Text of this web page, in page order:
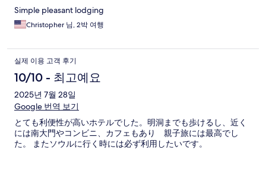
Simple pleasant lodging
Christopher 님, 2박 여행
실제 이용 고객 후기
10/10 - 최고예요
2025년 7월 28일
Google 번역 보기
とても利便性が高いホテルでした。明洞までも歩けるし、近く
には南大門やコンビニ、カフェもあり 親子旅には最高でし
た。 またソウルに行く時には必ず利用したいです。